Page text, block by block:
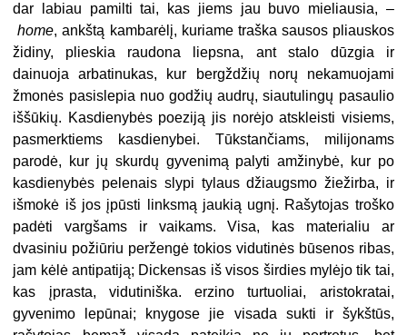
dar labiau pamilti tai, kas jiems jau buvo mieliausia, –
home, ankštą kambarėlį, kuriame traška sausos pliauskos
židiny, plieskia raudona liepsna, ant stalo dūzgia ir
dainuoja arbatinukas, kur bergždžių norų nekamuojami
žmonės pasislepia nuo godžių audrų, siautulingų pasaulio
iššūkių. Kasdienybės poeziją jis norėjo atskleisti visiems,
pasmerktiems kasdienybei. Tūkstančiams, milijonams
parodė, kur jų skurdų gyvenimą palyti amžinybė, kur po
kasdienybės pelenais slypi tylaus džiaugsmo žiežirba, ir
išmokė iš jos įpūsti linksmą jaukią ugnį. Rašytojas troško
padėti vargšams ir vaikams. Visa, kas materialiu ar
dvasiniu požiūriu peržengė tokios vidutinės būsenos ribas,
jam kėlė antipatiją; Dickensas iš visos širdies mylėjo tik tai,
kas įprasta, vidutiniška. erzino turtuoliai, aristokratai,
gyvenimo lepūnai; knygose jie visada sukti ir šykštūs,